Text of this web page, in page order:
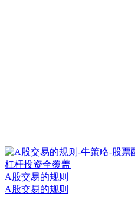
A股交易的规则
A股交易的规则